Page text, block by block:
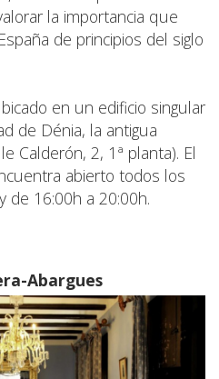
la importancia que
de principios del siglo
en un edificio singular
de Dénia, la antigua
Calderón, 2, 1ª planta). El
abierto todos los
de 16:00h a 20:00h.
Abargues